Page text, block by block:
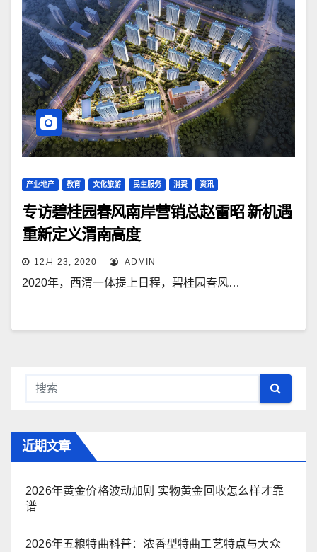
产业地产 教育 文化旅游 民生服务 消费 资讯
专访碧桂园春风南岸营销总赵雷昭 新机遇
重新定义渭南高度
12月 23, 2020 ADMIN
2020年，西渭一体提上日程，碧桂园春风…
近期文章
2026年黄金价格波动加剧 实物黄金回收怎么样才靠
谱
2026年五粮特曲科普：浓香型特曲工艺特点与大众